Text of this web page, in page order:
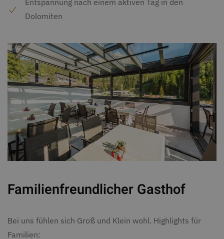
Entspannung nach einem aktiven Tag in den
Dolomiten
Familienfreundlicher Gasthof
Bei uns fühlen sich Groß und Klein wohl. Highlights für
Familien: